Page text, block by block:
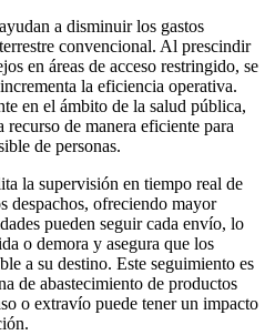
a disminuir los gastos
convencional. Al prescindir
en áreas de acceso restringido, se
la eficiencia operativa.
en el ámbito de la salud pública,
de manera eficiente para
de personas.
la supervisión en tiempo real de
despachos, ofreciendo mayor
pueden seguir cada envío, lo
o demora y asegura que los
a su destino. Este seguimiento es
de abastecimiento de productos
o extravío puede tener un impacto